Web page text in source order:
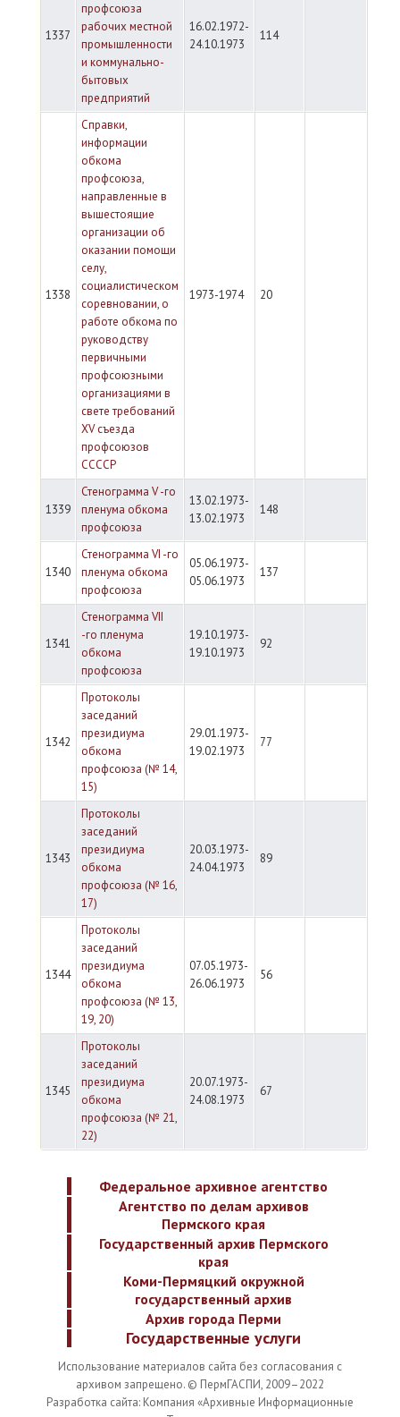
1337
профсоюза
рабочих местной
промышленности
и коммунально-
бытовых
предприятий
16.02.1972-
24.10.1973
114
1338
Справки,
информации
обкома
профсоюза,
направленные в
вышестоящие
организации об
оказании помощи
селу,
социалистическом
соревновании, о
работе обкома по
руководству
первичными
профсоюзными
организациями в
свете требований
XV съезда
профсоюзов
ССССР
1973-1974 20
1339
Стенограмма V -го
пленума обкома
профсоюза
13.02.1973-
13.02.1973
148
1340
Стенограмма VI -го
пленума обкома
профсоюза
05.06.1973-
05.06.1973
137
1341
Стенограмма VII
-го пленума
обкома
профсоюза
19.10.1973-
19.10.1973
92
1342
Протоколы
заседаний
президиума
обкома
профсоюза (№ 14,
15)
29.01.1973-
19.02.1973
77
1343
Протоколы
заседаний
президиума
обкома
профсоюза (№ 16,
17)
20.03.1973-
24.04.1973
89
1344
Протоколы
заседаний
президиума
обкома
профсоюза (№ 13,
19, 20)
07.05.1973-
26.06.1973
56
1345
Протоколы
заседаний
президиума
обкома
профсоюза (№ 21,
22)
20.07.1973-
24.08.1973
67
Федеральное архивное агентство
Агентство по делам архивов
Пермского края
Государственный архив Пермского
края
Коми-Пермяцкий окружной
государственный архив
Архив города Перми
Государственные услуги
Использование материалов сайта без согласования с
архивом запрещено. © ПермГАСПИ, 2009–2022
Разработка сайта: Компания «Архивные Информационные